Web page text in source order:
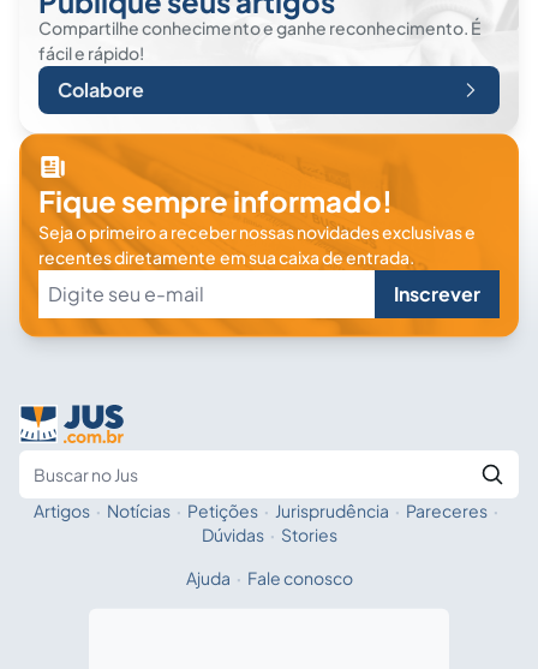
Compartilhe conhecimento e ganhe reconhecimento. É
fácil e rápido!
Colabore
Fique sempre informado!
Seja o primeiro a receber nossas novidades exclusivas e
recentes diretamente em sua caixa de entrada.
Inscrever
Fale com a IA
Artigos · Notícias · Petições · Jurisprudência · Pareceres ·
Dúvidas · Stories
Ajuda · Fale conosco